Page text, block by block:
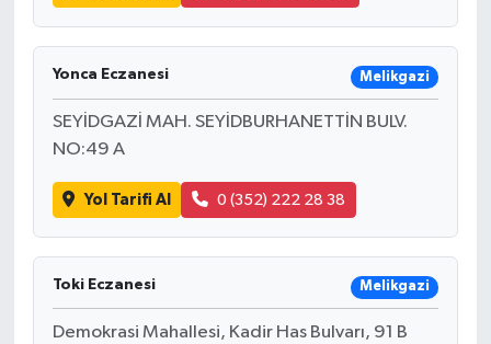
Yonca Eczanesi Melikgazi
SEYİDGAZİ MAH. SEYİDBURHANETTİN BULV.
NO:49 A
Yol Tarifi Al 0 (352) 222 28 38
Toki Eczanesi Melikgazi
Demokrasi Mahallesi, Kadir Has Bulvarı, 91 B